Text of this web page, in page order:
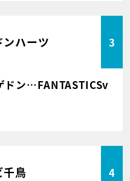
ンハーツ 3
ドン…FANTASTICSv
千鳥 4